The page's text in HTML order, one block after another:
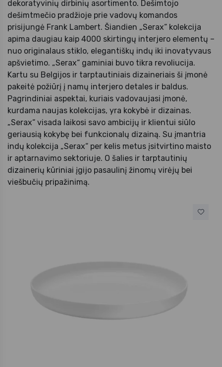
dekoratyvinių dirbinių asortimento. Dešimtojo
dešimtmečio pradžioje prie vadovų komandos
prisijungė Frank Lambert. Šiandien „Serax“ kolekcija
apima daugiau kaip 4000 skirtingų interjero elementų –
nuo originalaus stiklo, elegantiškų indų iki inovatyvaus
apšvietimo. „Serax“ gaminiai buvo tikra revoliucija.
Kartu su Belgijos ir tarptautiniais dizaineriais ši įmonė
pakeitė požiūrį į namų interjero detales ir baldus.
Pagrindiniai aspektai, kuriais vadovaujasi įmonė,
kurdama naujas kolekcijas, yra kokybė ir dizainas.
„Serax“ visada laikosi savo ambicijų ir klientui siūlo
geriausią kokybę bei funkcionalų dizainą. Su įmantria
indų kolekcija „Serax“ per kelis metus įsitvirtino maisto
ir aptarnavimo sektoriuje. O šalies ir tarptautinių
dizainerių kūriniai įgijo pasaulinį žinomų virėjų bei
viešbučių pripažinimą.